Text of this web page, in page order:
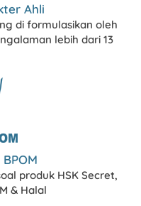
Ahli
di formulasikan oleh
lebih dari 13
produk HSK Secret,
& Halal